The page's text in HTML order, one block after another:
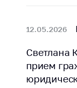
12.05.2026
Светлана
прием